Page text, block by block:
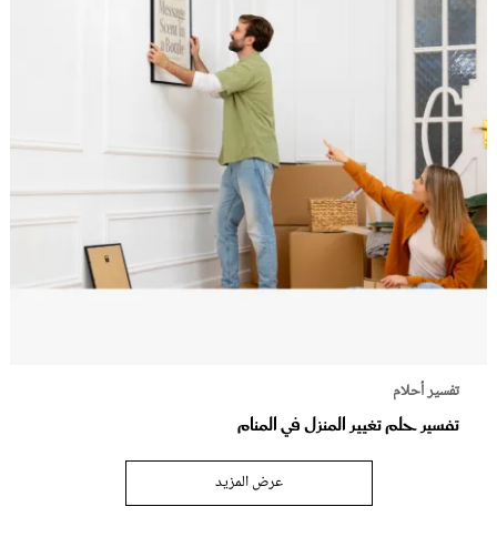
تفسير أحلام
تفسير حلم تغيير المنزل في المنام
عرض المزيد